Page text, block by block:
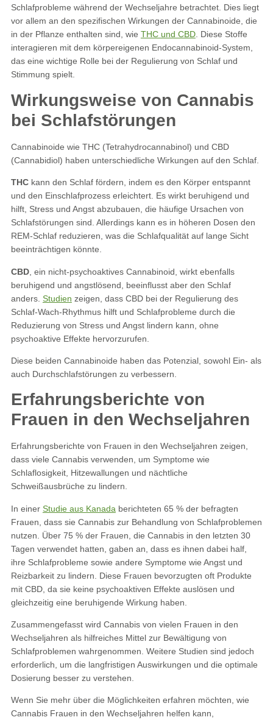
Schlafprobleme während der Wechseljahre betrachtet. Dies liegt
vor allem an den spezifischen Wirkungen der Cannabinoide, die
in der Pflanze enthalten sind, wie THC und CBD. Diese Stoffe
interagieren mit dem körpereigenen Endocannabinoid-System,
das eine wichtige Rolle bei der Regulierung von Schlaf und
Stimmung spielt.
Wirkungsweise von Cannabis
bei Schlafstörungen
Cannabinoide wie THC (Tetrahydrocannabinol) und CBD
(Cannabidiol) haben unterschiedliche Wirkungen auf den Schlaf.
THCkann den Schlaf fördern, indem es den Körper entspannt
und den Einschlafprozess erleichtert. Es wirkt beruhigend und
hilft, Stress und Angst abzubauen, die häufige Ursachen von
Schlafstörungen sind. Allerdings kann es in höheren Dosen den
REM-Schlaf reduzieren, was die Schlafqualität auf lange Sicht
beeinträchtigen könnte.
CBD, ein nicht-psychoaktives Cannabinoid, wirkt ebenfalls
beruhigend und angstlösend, beeinflusst aber den Schlaf
anders. Studien zeigen, dass CBD bei der Regulierung des
Schlaf-Wach-Rhythmus hilft und Schlafprobleme durch die
Reduzierung von Stress und Angst lindern kann, ohne
psychoaktive Effekte hervorzurufen.
Diese beiden Cannabinoide haben das Potenzial, sowohl Ein- als
auch Durchschlafstörungen zu verbessern.
Erfahrungsberichte von
Frauen in den Wechseljahren
Erfahrungsberichte von Frauen in den Wechseljahren zeigen,
dass viele Cannabis verwenden, um Symptome wie
Schlaflosigkeit, Hitzewallungen und nächtliche
Schweißausbrüche zu lindern.
In einer Studie aus Kanada berichteten 65 % der befragten
Frauen, dass sie Cannabis zur Behandlung von Schlafproblemen
nutzen. Über 75 % der Frauen, die Cannabis in den letzten 30
Tagen verwendet hatten, gaben an, dass es ihnen dabei half,
ihre Schlafprobleme sowie andere Symptome wie Angst und
Reizbarkeit zu lindern. Diese Frauen bevorzugten oft Produkte
mit CBD, da sie keine psychoaktiven Effekte auslösen und
gleichzeitig eine beruhigende Wirkung haben.
Zusammengefasst wird Cannabis von vielen Frauen in den
Wechseljahren als hilfreiches Mittel zur Bewältigung von
Schlafproblemen wahrgenommen. Weitere Studien sind jedoch
erforderlich, um die langfristigen Auswirkungen und die optimale
Dosierung besser zu verstehen.
Wenn Sie mehr über die Möglichkeiten erfahren möchten, wie
Cannabis Frauen in den Wechseljahren helfen kann,